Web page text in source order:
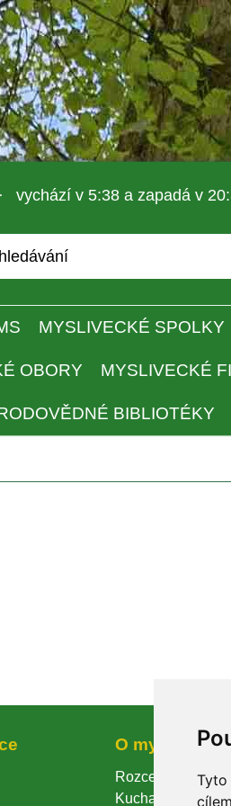
Tyto
vychází v 5:38 a zapadá v
MYSLIVECKÉ SPOLKY
OBORY MYSLIVECKÉ
BIBLIOTÉKY
O myslivosti
Rozcestník
Kuchařka